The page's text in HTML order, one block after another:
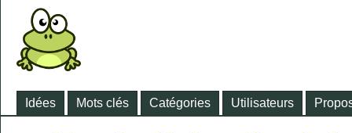
Idées Mots clés Catégories Utilisateurs